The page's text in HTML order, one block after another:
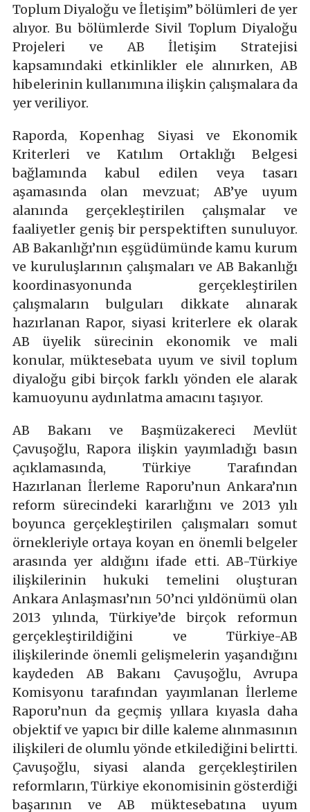
Toplum Diyaloğu ve İletişim” bölümleri de yer
alıyor. Bu bölümlerde Sivil Toplum Diyaloğu
Projeleri ve AB İletişim Stratejisi
kapsamındaki etkinlikler ele alınırken, AB
hibelerinin kullanımına ilişkin çalışmalara da
yer veriliyor.
Raporda, Kopenhag Siyasi ve Ekonomik
Kriterleri ve Katılım Ortaklığı Belgesi
bağlamında kabul edilen veya tasarı
aşamasında olan mevzuat; AB’ye uyum
alanında gerçekleştirilen çalışmalar ve
faaliyetler geniş bir perspektiften sunuluyor.
AB Bakanlığı’nın eşgüdümünde kamu kurum
ve kuruluşlarının çalışmaları ve AB Bakanlığı
koordinasyonunda gerçekleştirilen
çalışmaların bulguları dikkate alınarak
hazırlanan Rapor, siyasi kriterlere ek olarak
AB üyelik sürecinin ekonomik ve mali
konular, müktesebata uyum ve sivil toplum
diyaloğu gibi birçok farklı yönden ele alarak
kamuoyunu aydınlatma amacını taşıyor.
AB Bakanı ve Başmüzakereci Mevlüt
Çavuşoğlu, Rapora ilişkin yayımladığı basın
açıklamasında, Türkiye Tarafından
Hazırlanan İlerleme Raporu’nun Ankara’nın
reform sürecindeki kararlığını ve 2013 yılı
boyunca gerçekleştirilen çalışmaları somut
örnekleriyle ortaya koyan en önemli belgeler
arasında yer aldığını ifade etti. AB-Türkiye
ilişkilerinin hukuki temelini oluşturan
Ankara Anlaşması’nın 50’nci yıldönümü olan
2013 yılında, Türkiye’de birçok reformun
gerçekleştirildiğini ve Türkiye-AB
ilişkilerinde önemli gelişmelerin yaşandığını
kaydeden AB Bakanı Çavuşoğlu, Avrupa
Komisyonu tarafından yayımlanan İlerleme
Raporu’nun da geçmiş yıllara kıyasla daha
objektif ve yapıcı bir dille kaleme alınmasının
ilişkileri de olumlu yönde etkilediğini belirtti.
Çavuşoğlu, siyasi alanda gerçekleştirilen
reformların, Türkiye ekonomisinin gösterdiği
başarının ve AB müktesebatına uyum